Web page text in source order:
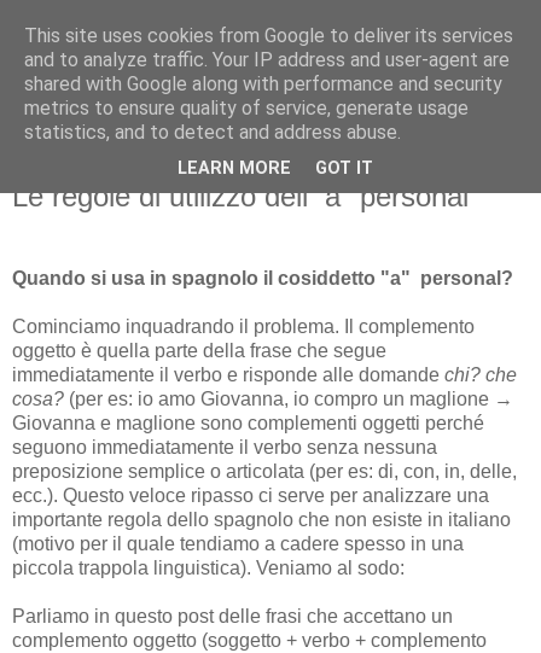
sabato 10 novembre 2012
Le regole di utilizzo dell'"a" personal
Quando si usa in spagnolo il cosiddetto "a" personal?
Cominciamo inquadrando il problema. Il complemento
oggetto è quella parte della frase che segue
immediatamente il verbo e risponde alle domande chi? che
cosa? (per es: io amo Giovanna, io compro un maglione →
Giovanna e maglione sono complementi oggetti perché
seguono immediatamente il verbo senza nessuna
preposizione semplice o articolata (per es: di, con, in, delle,
ecc.). Questo veloce ripasso ci serve per analizzare una
importante regola dello spagnolo che non esiste in italiano
(motivo per il quale tendiamo a cadere spesso in una
piccola trappola linguistica). Veniamo al sodo:
Parliamo in questo post delle frasi che accettano un
complemento oggetto (soggetto + verbo + complemento
This site uses cookies from Google to deliver its services
and to analyze traffic. Your IP address and user-agent are
shared with Google along with performance and security
metrics to ensure quality of service, generate usage
statistics, and to detect and address abuse.
LEARN MORE GOT IT